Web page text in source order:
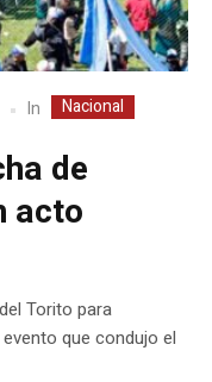
In Nacional
de
acto
Torito para
que condujo el